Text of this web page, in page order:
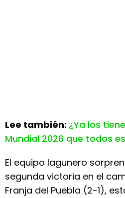
Lee también: ¿Ya los
Mundial 2026 que todos
El equipo lagunero
segunda victoria en el
Franja del Puebla (2-1),